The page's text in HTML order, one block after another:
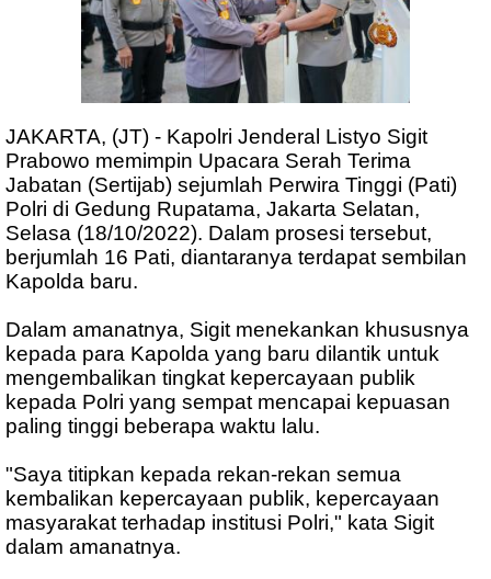
JAKARTA, (JT) - Kapolri Jenderal Listyo Sigit
Prabowo memimpin Upacara Serah Terima
Jabatan (Sertijab) sejumlah Perwira Tinggi (Pati)
Polri di Gedung Rupatama, Jakarta Selatan,
Selasa (18/10/2022). Dalam prosesi tersebut,
berjumlah 16 Pati, diantaranya terdapat sembilan
Kapolda baru.
Dalam amanatnya, Sigit menekankan khususnya
kepada para Kapolda yang baru dilantik untuk
mengembalikan tingkat kepercayaan publik
kepada Polri yang sempat mencapai kepuasan
paling tinggi beberapa waktu lalu.
"Saya titipkan kepada rekan-rekan semua
kembalikan kepercayaan publik, kepercayaan
masyarakat terhadap institusi Polri," kata Sigit
dalam amanatnya.